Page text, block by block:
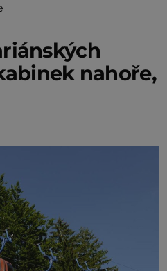
nahoře,